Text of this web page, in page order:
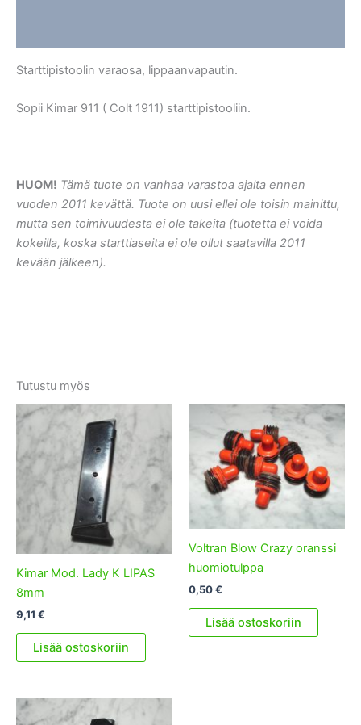
Starttipistoolin varaosa, lippaanvapautin.
Sopii Kimar 911 ( Colt 1911) starttipistooliin.
HUOM! Tämä tuote on vanhaa varastoa ajalta ennen
vuoden 2011 kevättä. Tuote on uusi ellei ole toisin mainittu,
mutta sen toimivuudesta ei ole takeita (tuotetta ei voida
kokeilla, koska starttiaseita ei ole ollut saatavilla 2011
kevään jälkeen).
Tutustu myös
Kimar Mod. Lady K LIPAS
8mm
9,11 €
Lisää ostoskoriin
Voltran Blow Crazy oranssi
huomiotulppa
0,50€
Lisää ostoskoriin